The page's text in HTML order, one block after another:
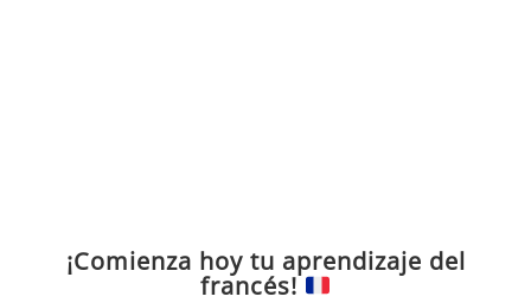
¡Comienza hoy tu aprendizaje del
francés!